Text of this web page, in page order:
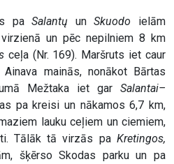
paSalantų unSkuodo ielām
un pēc nepilniem 8 km
ceļa (Nr. 169). Maršruts iet caur
Ainava mainās, nonākot Bārtas
Mežtaka iet gar Salantai–
pa kreisi un nākamos 6,7 km,
lauku ceļiem un ciemiem,
Tālāk tā virzās pa Kretingos,
šķērso Skodas parku un pa